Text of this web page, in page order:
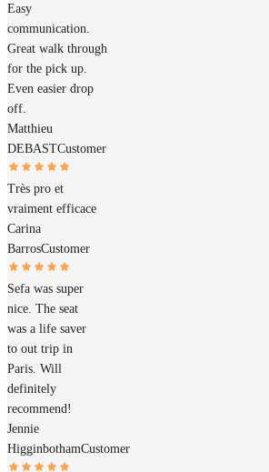
Easy
communication.
Great walk through
for the pick up.
Even easier drop
off.
Matthieu
DEBASTCustomer
Très pro et
vraiment efficace
Carina
BarrosCustomer
Sefa was super
nice. The seat
was a life saver
to out trip in
Paris. Will
definitely
recommend!
Jennie
HigginbothamCustomer